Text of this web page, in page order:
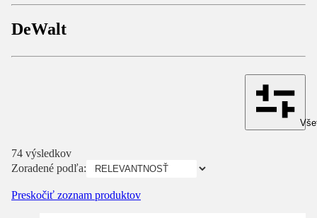
DeWalt
74 výsledkov
Zoradené podľa:
Preskočiť zoznam produktov